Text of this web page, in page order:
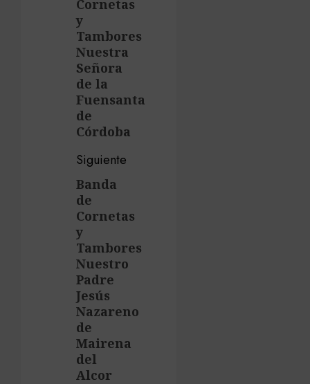
Cornetas
y
Tambores
Nuestra
Señora
de la
Fuensanta
de
Córdoba
Siguiente
Siguiente
entrada:
Banda
de
Cornetas
y
Tambores
Nuestro
Padre
Jesús
Nazareno
de
Mairena
del
Alcor